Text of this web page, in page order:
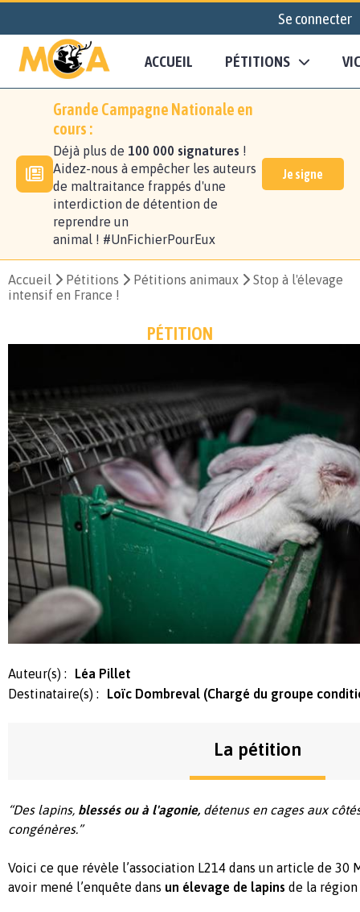
Se connecter
ACCUEIL PÉTITIONS
Grande Campagne Nationale en
cours :
Déjà plus de 100 000 signatures !
Aidez-nous à empêcher les auteurs
de maltraitance frappés d'une
interdiction de détention de
reprendre un
animal ! #UnFichierPourEux
Je signe
Accueil Pétitions Pétitions animaux
Stop à l'élevage
intensif en France !
PÉTITION
Auteur(s) :
Léa Pillet
Destinataire(s) :
Loïc Dombreval (Chargé du groupe
La pétition
“Des lapins, blessés ou à l'agonie, détenus en cages aux
congénères.”
Voici ce que révèle l’association L214 dans un article de 30
avoir mené l’enquête dans un élevage de lapins de la région